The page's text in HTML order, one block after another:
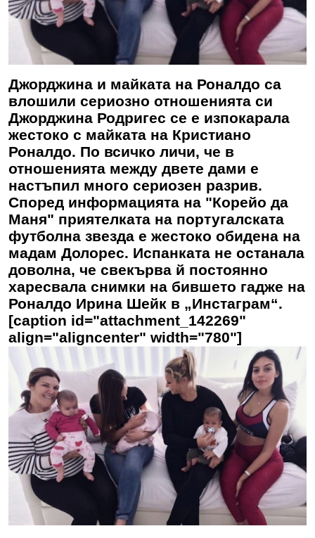
Джорджина и майката на Роналдо са
влошили сериозно отношенията си
Джорджина Родригес се е изпокарала
жестоко с майката на Кристиано
Роналдо. По всичко личи, че в
отношенията между двете дами е
настъпил много сериозен разрив.
Според информацията на "Корейо да
Маня" приятелката на португалската
футболна звезда е жестоко обидена на
мадам Долорес. Испанката не останала
доволна, че свекърва й постоянно
харесвала снимки на бившето гадже на
Роналдо Ирина Шейк в „Инстаграм“.
[caption id="attachment_142269"
align="aligncenter" width="780"]